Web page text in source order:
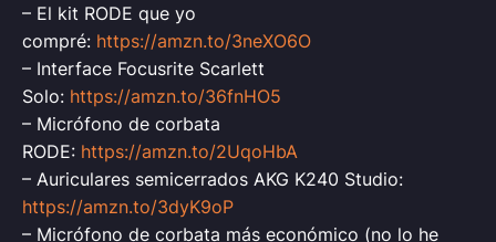
– El kit RODE que yo
compré: https://amzn.to/3neXO6O
– Interface Focusrite Scarlett
Solo: https://amzn.to/36fnHO5
– Micrófono de corbata
RODE: https://amzn.to/2UqoHbA
– Auriculares semicerrados AKG K240 Studio:
https://amzn.to/3dyK9oP
– Micrófono de corbata más económico (no lo he